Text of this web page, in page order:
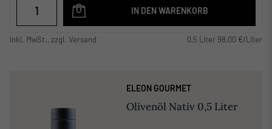
IN DEN WARENKORB
inkl. MwSt., zzgl. Versand 0,5 Liter 98,00 €/Liter
ELEON GOURMET
Olivenöl Nativ 0,5 Liter